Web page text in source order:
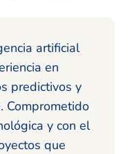
artificial
en
predictivos y
Comprometido
y con el
que